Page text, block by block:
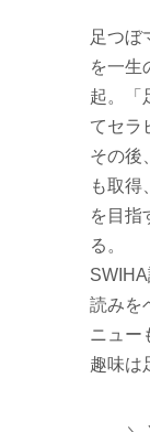
足つぼ
を一生
起。「
てセラ
その後
も取得
を目指
る。
読みを
ニュー
趣味は